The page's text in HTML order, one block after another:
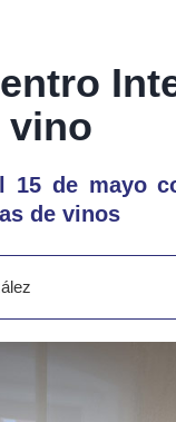
vino
15 de mayo
de vinos